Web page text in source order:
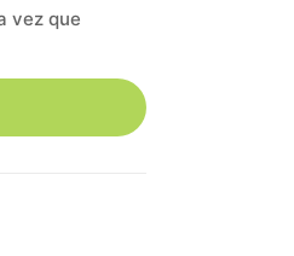
vez que